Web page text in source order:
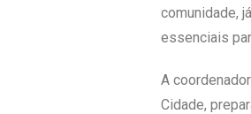
comunidade,
essenciais
A
Cidade,